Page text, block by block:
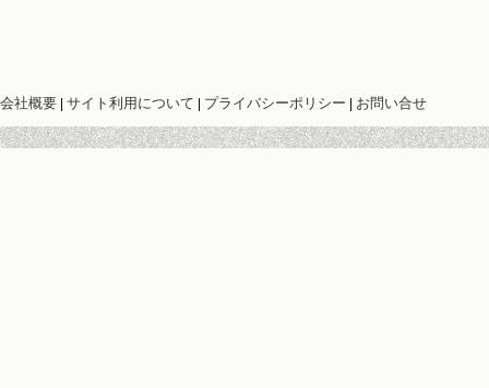
会社概要 サイト利用について プライバシーポリシー お問い合せ